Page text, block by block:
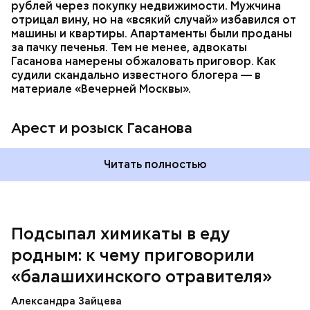
рублей через покупку недвижимости. Мужчина
отрицал вину, но на «всякий случай» избавился от
машины и квартиры. Апартаменты были проданы
за пачку печенья. Тем не менее, адвокаты
Гасанова намерены обжаловать приговор. Как
судили скандально известного блогера — в
материале «Вечерней Москвы».
Арест и розыск Гасанова
Читать полностью
Подсыпал химикаты в еду
родным: к чему приговорили
«балашихинского отравителя»
Александра Зайцева
Play
Началось расследование. В квартире потерпевших
Также отравленную пищу ела его младшая сестра.
которая в случае их смерти перешла бы сыну. Но
спустя несколько дней Миссюра заявил, что ранее
уже травил других людей.